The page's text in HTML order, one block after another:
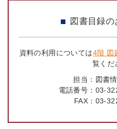
図書目録
資料の利用については4階 図
覧くだ
担当： 図書
電話番号： 03-
FAX： 03-